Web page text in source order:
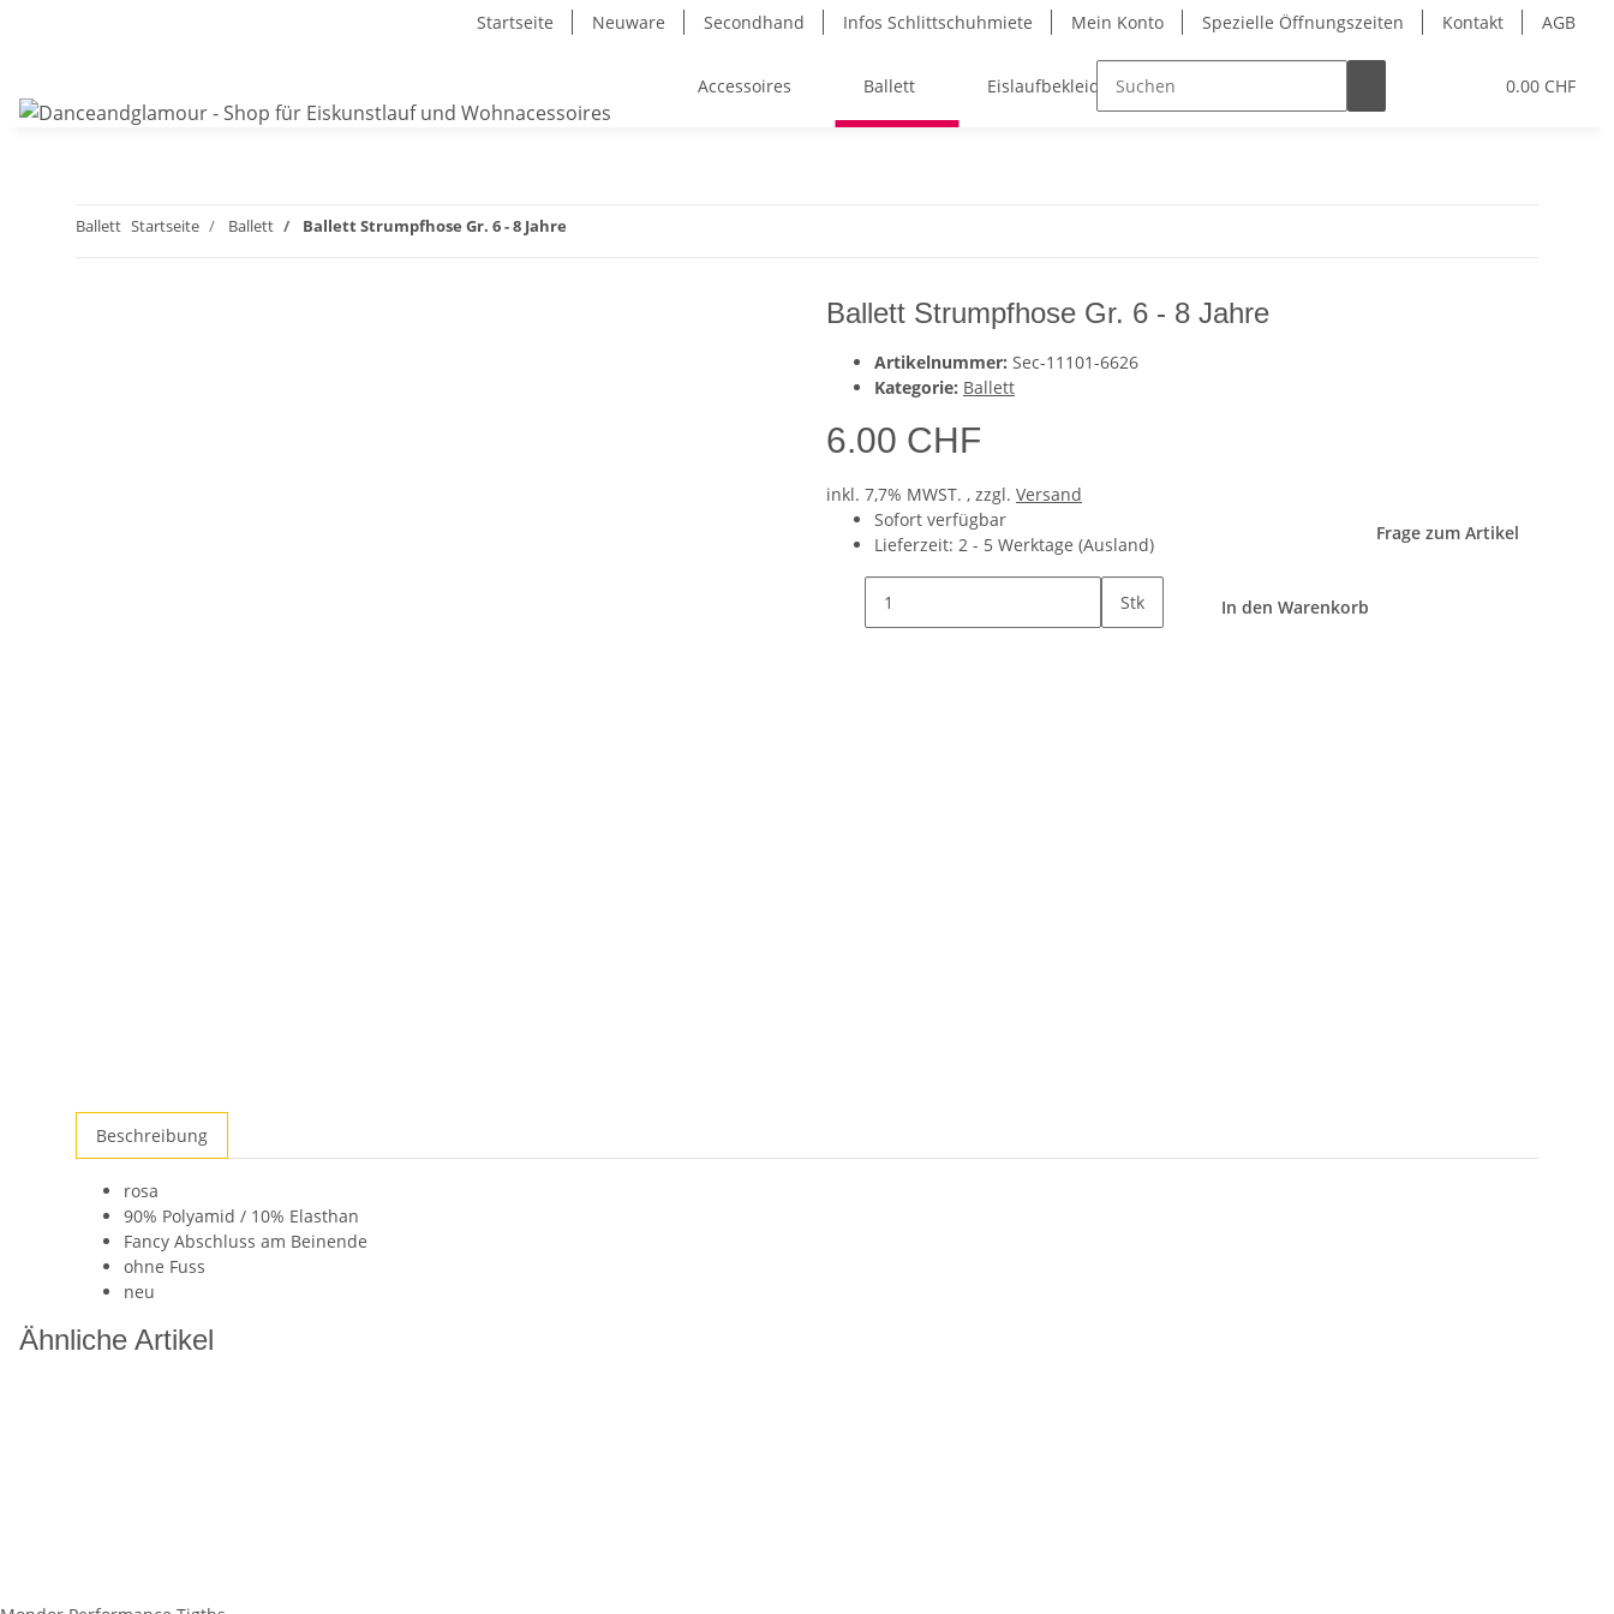
Startseite Neuware Secondhand Infos Schlittschuhmiete Mein Konto Spezielle Öffnungszeiten Kontakt AGB
0.00 CHF
Accessoires Ballett Eislaufbekleidung
Ballett Startseite Ballett Ballett Strumpfhose Gr. 6 - 8 Jahre
Ballett Strumpfhose Gr. 6 - 8 Jahre
Artikelnummer: Sec-11101-6626
Kategorie: Ballett
6.00 CHF
inkl. 7,7% MWST. , zzgl. Versand
Sofort verfügbar
Lieferzeit: 2 - 5 Werktage (Ausland)
Frage zum Artikel
Stk In den Warenkorb
Beschreibung
rosa
90% Polyamid / 10% Elasthan
Fancy Abschluss am Beinende
ohne Fuss
neu
Ähnliche Artikel